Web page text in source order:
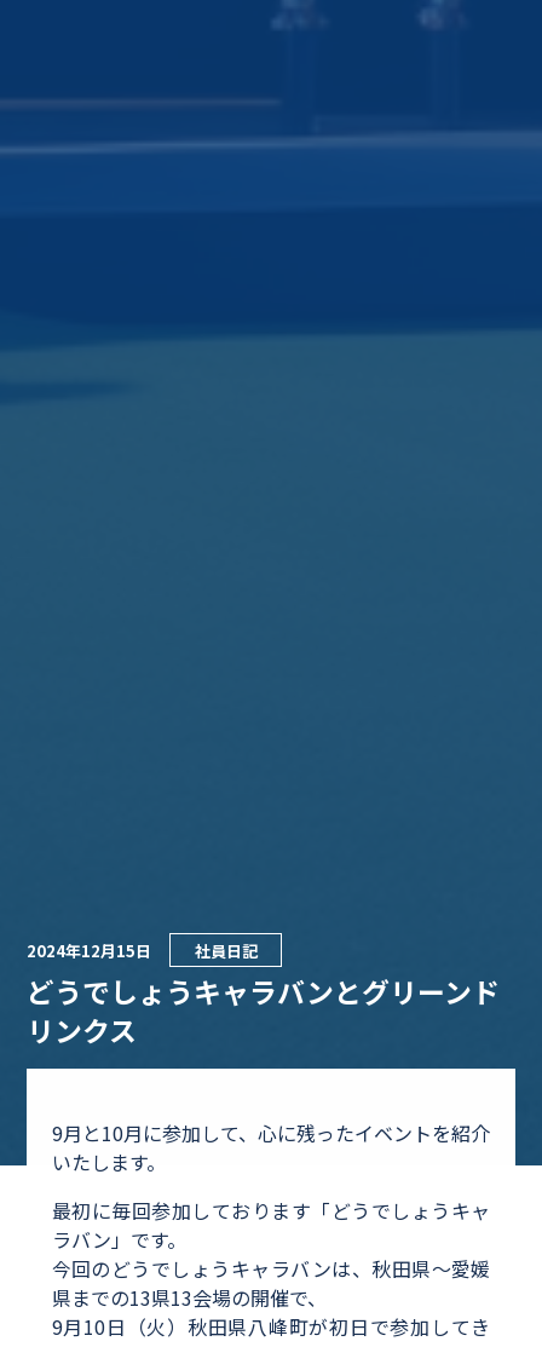
2024年12月15日 社員日記
どうでしょうキャラバンとグリーンド
リンクス
9月と10月に参加して、心に残ったイベントを紹介
いたします。
最初に毎回参加しております「どうでしょうキャ
ラバン」です。
今回のどうでしょうキャラバンは、秋田県～愛媛
県までの13県13会場の開催で、
9月10日（火）秋田県八峰町が初日で参加してき